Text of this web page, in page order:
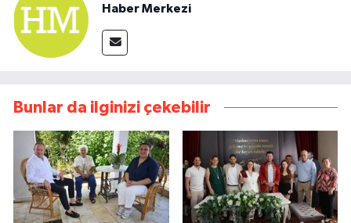
Haber Merkezi
Bunlar da ilginizi çekebilir